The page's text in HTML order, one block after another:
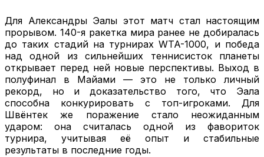
Для Александры Эалы этот матч стал настоящим
прорывом. 140-я ракетка мира ранее не добиралась
до таких стадий на турнирах WTA-1000, и победа
над одной из сильнейших теннисисток планеты
открывает перед ней новые перспективы. Выход в
полуфинал в Майами — это не только личный
рекорд, но и доказательство того, что Эала
способна конкурировать с топ-игроками. Для
Швёнтек же поражение стало неожиданным
ударом: она считалась одной из фавориток
турнира, учитывая её опыт и стабильные
результаты в последние годы.